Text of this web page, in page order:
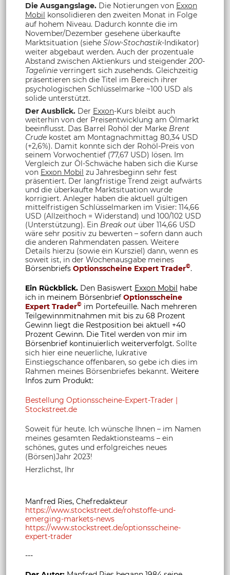
Die Ausgangslage. Die Notierungen von Exxon
Mobil konsolidieren den zweiten Monat in Folge
auf hohem Niveau. Dadurch konnte die im
November/Dezember gesehene überkaufte
Marktsituation (siehe Slow-Stochastik-Indikator)
weiter abgebaut werden. Auch der prozentuale
Abstand zwischen Aktienkurs und steigender 200-
Tagelinie verringert sich zusehends. Gleichzeitig
präsentieren sich die Titel im Bereich ihrer
psychologischen Schlüsselmarke ~100 USD als
solide unterstützt.
Der Ausblick. Der Exxon-Kurs bleibt auch
weiterhin von der Preisentwicklung am Ölmarkt
beeinflusst. Das Barrel Rohöl der Marke Brent
Crude kostet am Montagnachmittag 80,34 USD
(+2,6%). Damit konnte sich der Rohöl-Preis von
seinem Vorwochentief (77,67 USD) lösen. Im
Vergleich zur Öl-Schwäche haben sich die Kurse
von Exxon Mobil zu Jahresbeginn sehr fest
präsentiert. Der langfristige Trend zeigt aufwärts
und die überkaufte Marktsituation wurde
korrigiert. Anleger haben die aktuell gültigen
mittelfristigen Schlüsselmarken im Visier: 114,66
USD (Allzeithoch = Widerstand) und 100/102 USD
(Unterstützung). Ein Break out über 114,66 USD
wäre sehr positiv zu bewerten – sofern dann auch
die anderen Rahmendaten passen. Weitere
Details hierzu (sowie ein Kursziel) dann, wenn es
soweit ist, in der Wochenausgabe meines
Börsenbriefs Optionsscheine Expert Trader©.
Ein Rückblick. Den Basiswert Exxon Mobil habe
ich in meinem Börsenbrief Optionsscheine
Expert Trader© im Portefeuille. Nach mehreren
Teilgewinnmitnahmen mit bis zu 68 Prozent
Gewinn liegt die Restposition bei aktuell +40
Prozent Gewinn. Die Titel werden von mir im
Börsenbrief kontinuierlich weiterverfolgt. Sollte
sich hier eine neuerliche, lukrative
Einstiegschance offenbaren, so gebe ich dies im
Rahmen meines Börsenbriefes bekannt. Weitere
Infos zum Produkt:
Bestellung Optionsscheine-Expert-Trader |
Stockstreet.de
Soweit für heute. Ich wünsche Ihnen – im Namen
meines gesamten Redaktionsteams – ein
schönes, gutes und erfolgreiches neues
(Börsen)Jahr 2023!
Herzlichst, Ihr
Manfred Ries, Chefredakteur
https://www.stockstreet.de/rohstoffe-und-
emerging-markets-news
https://www.stockstreet.de/optionsscheine-
expert-trader
---